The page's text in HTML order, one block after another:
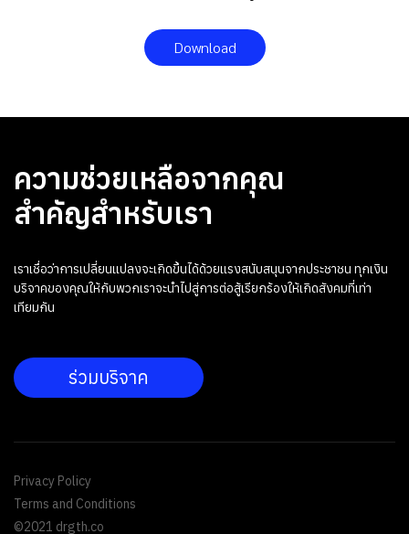
Download
ความช่วยเหลือจากคุณ
สำคัญสำหรับเรา
เราเชื่อว่าการเปลี่ยนแปลงจะเกิดขึ้นได้ด้วยแรงสนับสนุนจากประชาชน ทุกเงิน
บริจาคของคุณให้กับพวกเราจะนำไปสู่การต่อสู้เรียกร้องให้เกิดสังคมที่เท่า
เทียมกัน
ร่วมบริจาค
Privacy Policy
Terms and Conditions
©2021 drgth.co